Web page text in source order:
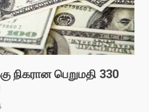
நிகரான பெறுமதி 330